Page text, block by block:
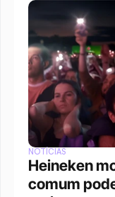
NOTÍCIAS
Heineken
comum